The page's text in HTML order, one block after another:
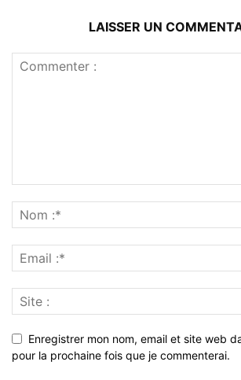
LAISSER UN
Enregistrer mon nom, email et site web
pour la prochaine fois que je commenterai.